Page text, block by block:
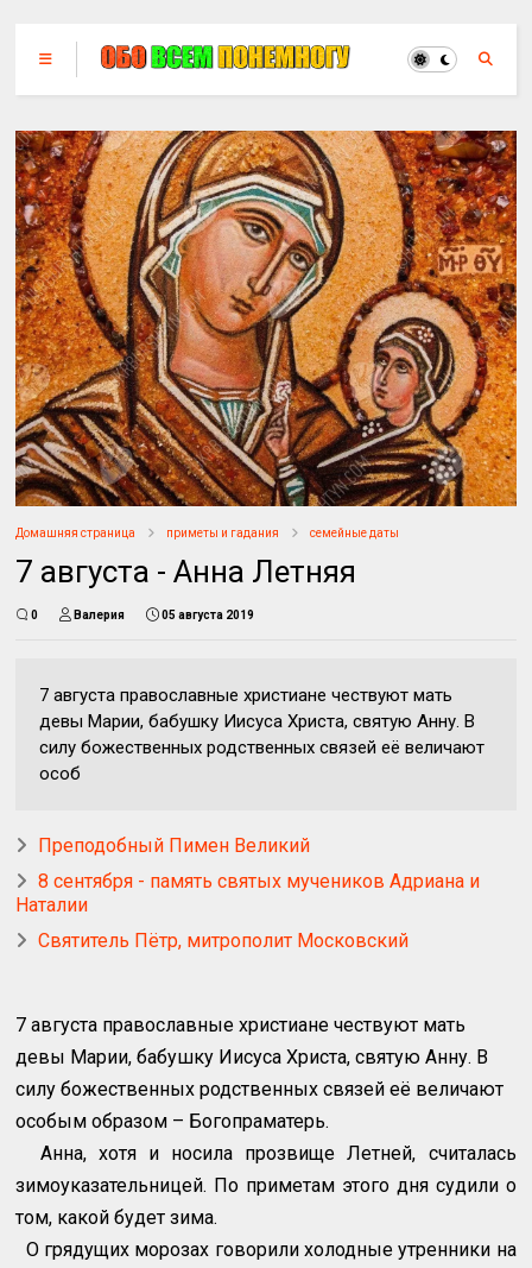
Домашняя страница приметы и гадания семейные даты
7 августа - Анна Летняя
0 Валерия 05 августа 2019
7 августа православные христиане чествуют мать
девы Марии, бабушку Иисуса Христа, святую Анну. В
силу божественных родственных связей её величают
особ
Преподобный Пимен Великий
8 сентября - память святых мучеников Адриана и
Наталии
Святитель Пётр, митрополит Московский
7 августа православные христиане чествуют мать
девы Марии, бабушку Иисуса Христа, святую Анну. В
силу божественных родственных связей её величают
особым образом – Богопраматерь.
Анна, хотя и носила прозвище Летней, считалась
зимоуказательницей. По приметам этого дня судили о
том, какой будет зима.
О грядущих морозах говорили холодные утренники на